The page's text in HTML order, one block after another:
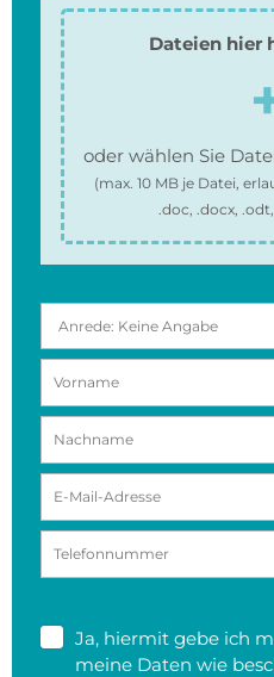
Dateien hier
oder wählen Sie
(max. 10 MBje Datei,
.doc, .docx,
Ja, hiermit gebe ich
meine Daten wie